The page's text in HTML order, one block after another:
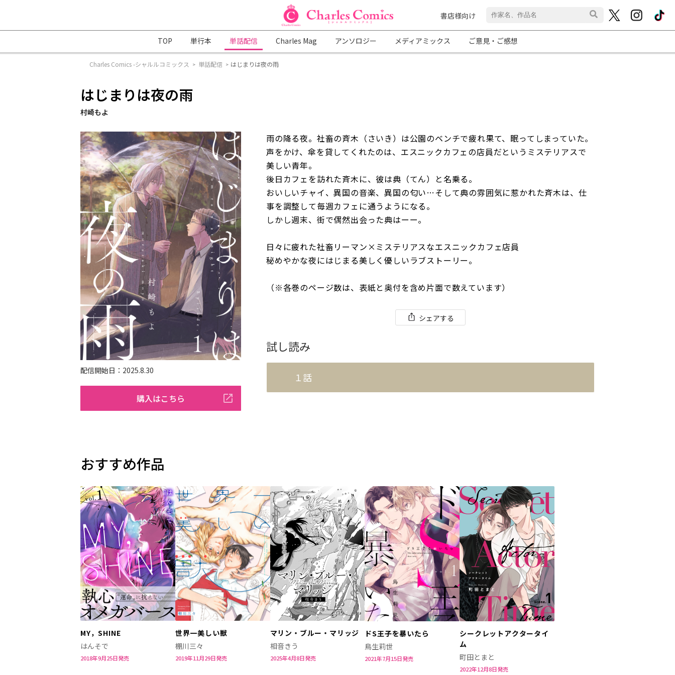
書店様向け
TOP 単行本 単話配信 Charles Mag アンソロジー メディアミックス ご意見・ご感想
Charles Comics -シャルルコミックス > 単話配信 > はじまりは夜の雨
はじまりは夜の雨
村崎もよ
配信開始日：2025.8.30
購入はこちら
雨の降る夜。社畜の斉木（さいき）は公園のベンチで疲れ果て、眠ってしまっていた。
声をかけ、傘を貸してくれたのは、エスニックカフェの店員だというミステリアスで
美しい青年。
後日カフェを訪れた斉木に、彼は典（てん）と名乗る。
おいしいチャイ、異国の音楽、異国の匂い…そして典の雰囲気に惹かれた斉木は、仕
事を調整して毎週カフェに通うようになる。
しかし週末、街で偶然出会った典はーー。
日々に疲れた社畜リーマン×ミステリアスなエスニックカフェ店員
秘めやかな夜にはじまる美しく優しいラブストーリー。
（※各巻のページ数は、表紙と奥付を含め片面で数えています）
シェアする
試し読み
１話
おすすめ作品
MY，SHINE
はんそで
2018年9月25日発売
世界一美しい獣
棚川三々
2019年11月29日発売
マリン・ブルー・マリッジ
相音きう
2025年4月8日発売
ドS王子を暴いたら
鳥生莉世
2021年7月15日発売
シークレットアクタータイ
ム
町田とまと
2022年12月8日発売